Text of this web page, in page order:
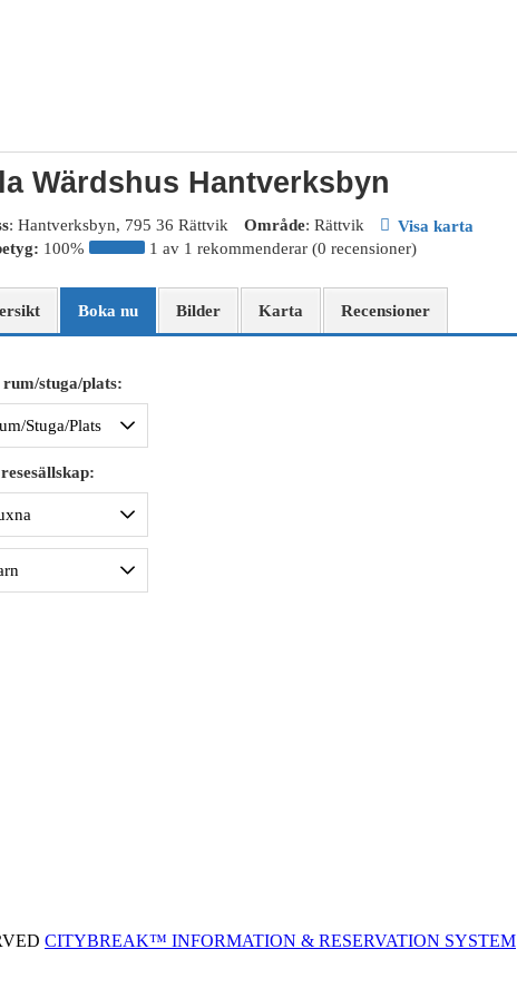
Wärdshus Hantverksbyn
: Hantverksbyn, 795 36 Rättvik Område: Rättvik
Visa karta
100% 1 av 1 rekommenderar (0 recensioner)
Boka nu Bilder Karta Recensioner
stuga/plats:
CITYBREAK™ INFORMATION & RESERVATION SYSTEM